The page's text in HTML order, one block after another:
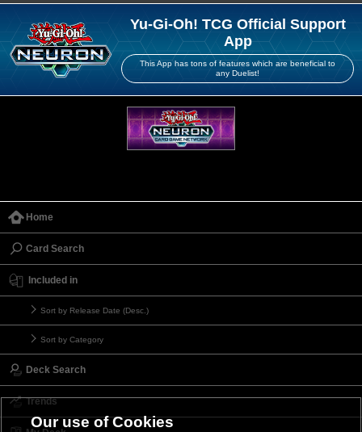
Yu-Gi-Oh! TCG Official Support
App
This App has tons of features which are beneficial to
any Duelist!
Home
Card Search
Included in
Sort by Release Date (Desc.)
Sort by Category
Deck Search
Trends
Our use of Cookies